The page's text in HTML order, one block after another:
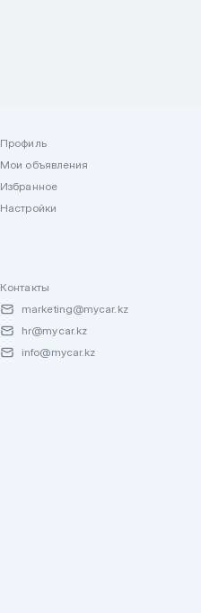
Профиль
Мои объявления
Избранное
Настройки
Контакты
marketing@mycar.kz
hr@mycar.kz
info@mycar.kz